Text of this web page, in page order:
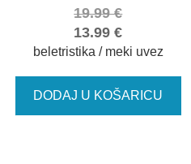
13.99€
19.99€
beletristika / meki uvez
DODAJ U KOŠARICU